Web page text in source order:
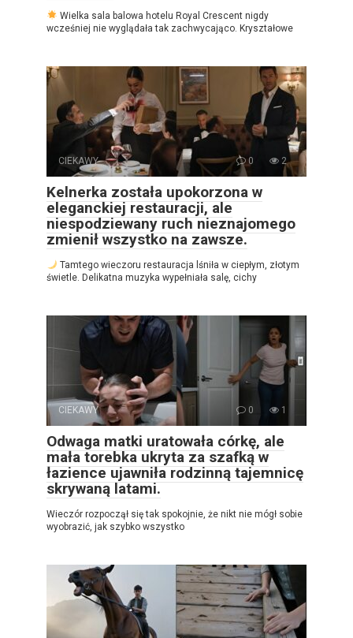
Wielka sala balowa hotelu Royal Crescent nigdy
wcześniej nie wyglądała tak zachwycająco. Kryształowe
CIEKAWY 0 2
Kelnerka została upokorzona w
eleganckiej restauracji, ale
niespodziewany ruch nieznajomego
zmienił wszystko na zawsze.
Tamtego wieczoru restauracja lśniła w ciepłym, złotym
świetle. Delikatna muzyka wypełniała salę, cichy
CIEKAWY 0 1
Odwaga matki uratowała córkę, ale
mała torebka ukryta za szafką w
łazience ujawniła rodzinną tajemnicę
skrywaną latami.
Wieczór rozpoczął się tak spokojnie, że nikt nie mógł sobie
wyobrazić, jak szybko wszystko